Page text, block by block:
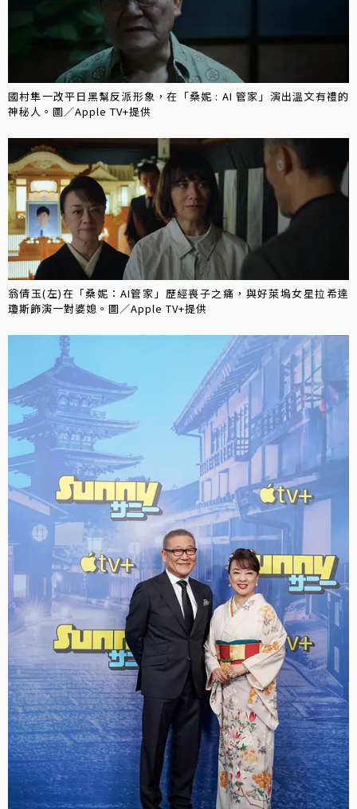
國村隼一改平日黑幫反派形象，在「桑妮 : AI 管家」演出溫文有禮的
神秘人。圖／Apple TV+提供
翁倩玉(左)在「桑妮：AI管家」歷經喪子之痛，與好萊塢女星拉希達
瓊斯飾演一對婆媳。圖／Apple TV+提供